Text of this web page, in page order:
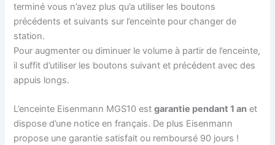
terminé vous n’avez plus qu’a utiliser les boutons
précédents et suivants sur l’enceinte pour changer de
station.
Pour augmenter ou diminuer le volume à partir de l’enceinte,
il suffit d’utiliser les boutons suivant et précédent avec des
appuis longs.
L’enceinte Eisenmann MGS10 estgarantie pendant 1 an et
dispose d’une notice en français. De plus Eisenmann
propose une garantie satisfait ou remboursé 90 jours !